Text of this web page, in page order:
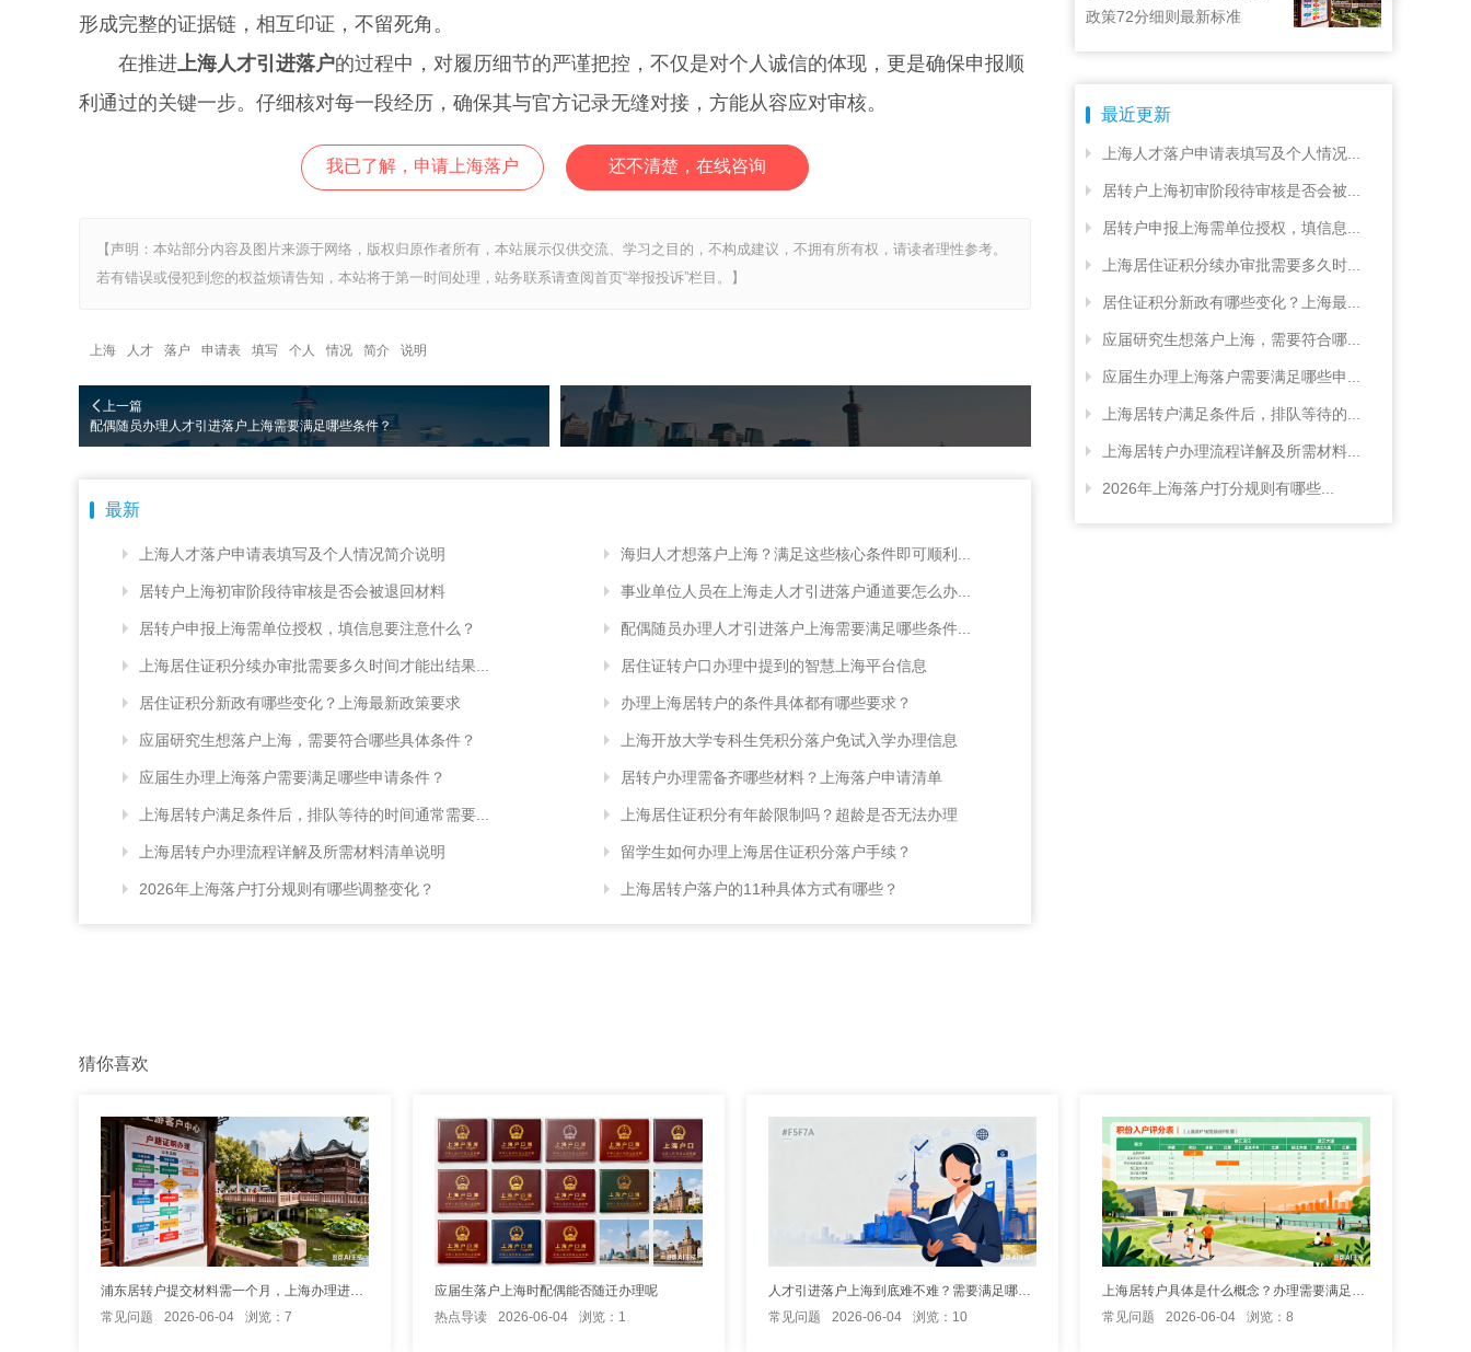
形成完整的证据链，相互印证，不留死角。
在推进 上海人才引进落户的过程中，对履历细节的严谨把控，不仅是对个人诚信的体现，更是确保申报顺
利通过的关键一步。仔细核对每一段经历，确保其与官方记录无缝对接，方能从容应对审核。
我已了解，申请上海落户 还不清楚，在线咨询
【声明：本站部分内容及图片来源于网络，版权归原作者所有，本站展示仅供交流、学习之目的，不构成建议，不拥有所有权，请读者理性参考。
若有错误或侵犯到您的权益烦请告知，本站将于第一时间处理，站务联系请查阅首页“举报投诉”栏目。】
上海 人才 落户 申请表 填写 个人 情况 简介 说明
上一篇
配偶随员办理人才引进落户上海需要满足哪些条件？
最新
上海人才落户申请表填写及个人情况简介说明
居转户上海初审阶段待审核是否会被退回材料
居转户申报上海需单位授权，填信息要注意什么？
上海居住证积分续办审批需要多久时间才能出结果...
居住证积分新政有哪些变化？上海最新政策要求
应届研究生想落户上海，需要符合哪些具体条件？
应届生办理上海落户需要满足哪些申请条件？
上海居转户满足条件后，排队等待的时间通常需要...
上海居转户办理流程详解及所需材料清单说明
2026年上海落户打分规则有哪些调整变化？
海归人才想落户上海？满足这些核心条件即可顺利...
事业单位人员在上海走人才引进落户通道要怎么办...
配偶随员办理人才引进落户上海需要满足哪些条件...
居住证转户口办理中提到的智慧上海平台信息
办理上海居转户的条件具体都有哪些要求？
上海开放大学专科生凭积分落户免试入学办理信息
居转户办理需备齐哪些材料？上海落户申请清单
上海居住证积分有年龄限制吗？超龄是否无法办理
留学生如何办理上海居住证积分落户手续？
上海居转户落户的11种具体方式有哪些？
政策72分细则最新标准
最近更新
上海人才落户申请表填写及个人情况...
居转户上海初审阶段待审核是否会被...
居转户申报上海需单位授权，填信息...
上海居住证积分续办审批需要多久时...
居住证积分新政有哪些变化？上海最...
应届研究生想落户上海，需要符合哪...
应届生办理上海落户需要满足哪些申...
上海居转户满足条件后，排队等待的...
上海居转户办理流程详解及所需材料...
2026年上海落户打分规则有哪些...
猜你喜欢
浦东居转户提交材料需一个月，上海办理进度怎么样？
常见问题
2026-06-04 浏览：7
应届生落户上海时配偶能否随迁办理呢
热点导读
2026-06-04 浏览：1
人才引进落户上海到底难不难？需要满足哪些硬性条件
常见问题
2026-06-04 浏览：10
上海居转户具体是什么概念？办理需要满足哪些硬性条件？
常见问题
2026-06-04 浏览：8